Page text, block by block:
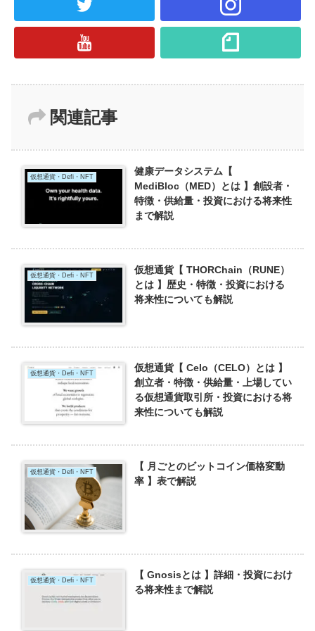
関連記事
仮想通貨・Defi・NFT
健康データシステム【
MediBloc（MED）とは 】創設者・
特徴・供給量・投資における将来性
まで解説
仮想通貨・Defi・NFT
仮想通貨【 THORChain（RUNE）
とは 】歴史・特徴・投資における
将来性についても解説
仮想通貨・Defi・NFT
仮想通貨【 Celo（CELO）とは 】
創立者・特徴・供給量・上場してい
る仮想通貨取引所・投資における将
来性についても解説
仮想通貨・Defi・NFT
【 月ごとのビットコイン価格変動
率 】表で解説
仮想通貨・Defi・NFT
【 Gnosisとは 】詳細・投資におけ
る将来性まで解説